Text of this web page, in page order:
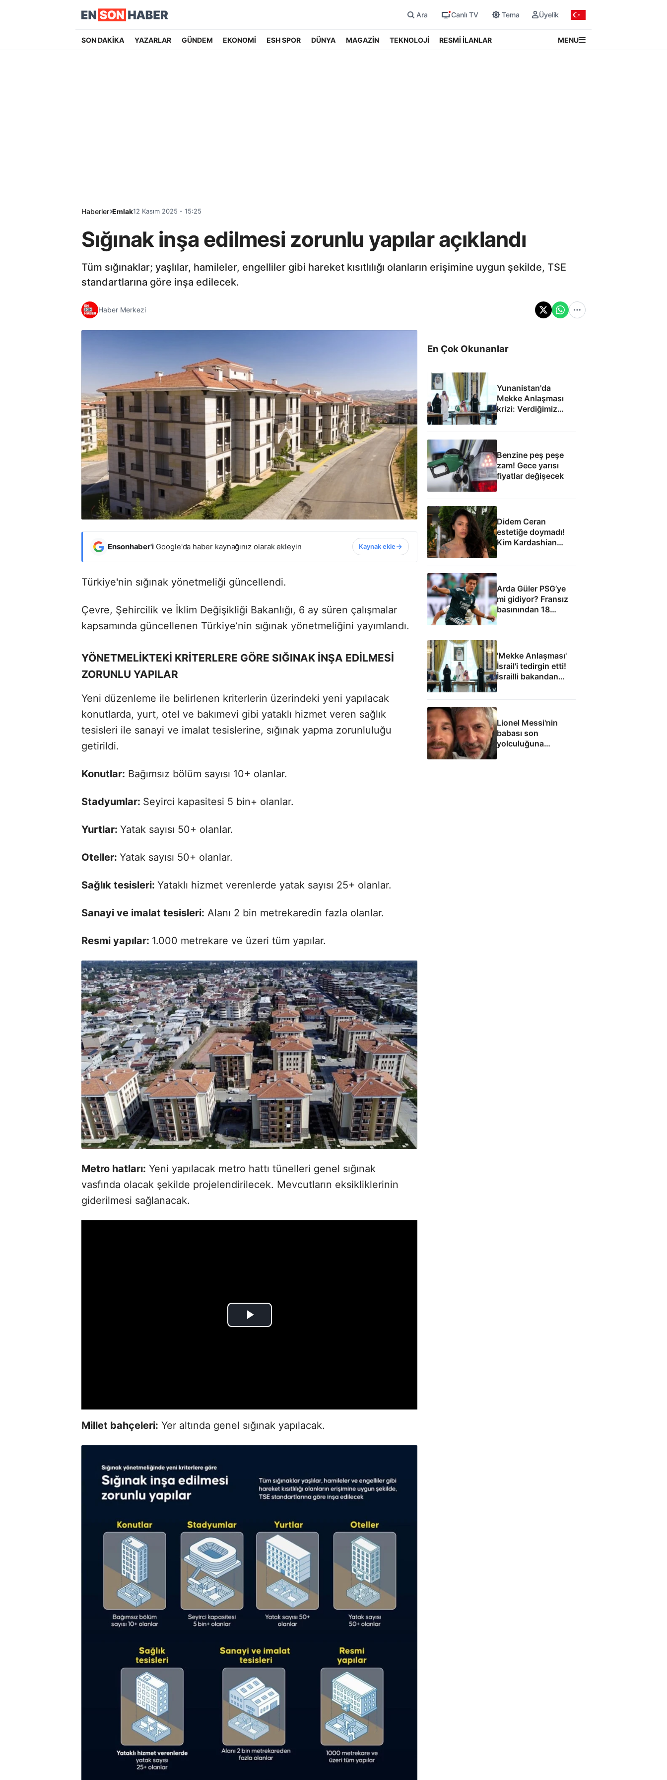
Ara Canlı TV Tema Üyelik
SON DAKİKA YAZARLAR GÜNDEM EKONOMİ ESH SPOR DÜNYA MAGAZİN TEKNOLOJİ RESMİ İLANLAR MENU
Haberler Emlak12 Kasım 2025 - 15:25
Sığınak inşa edilmesi zorunlu yapılar açıklandı
Tüm sığınaklar; yaşlılar, hamileler, engelliler gibi hareket kısıtlılığı olanların erişimine uygun şekilde, TSE
standartlarına göre inşa edilecek.
Haber Merkezi
Ensonhaber'i Google'da haber kaynağınız olarak ekleyin Kaynak ekle
Türkiye'nin sığınak yönetmeliği güncellendi.
Çevre, Şehircilik ve İklim Değişikliği Bakanlığı, 6 ay süren çalışmalar
kapsamında güncellenen Türkiye’nin sığınak yönetmeliğini yayımlandı.
YÖNETMELİKTEKİ KRİTERLERE GÖRE SIĞINAK İNŞA EDİLMESİ
ZORUNLU YAPILAR
Yeni düzenleme ile belirlenen kriterlerin üzerindeki yeni yapılacak
konutlarda, yurt, otel ve bakımevi gibi yataklı hizmet veren sağlık
tesisleri ile sanayi ve imalat tesislerine, sığınak yapma zorunluluğu
getirildi.
Konutlar: Bağımsız bölüm sayısı 10+ olanlar.
Stadyumlar: Seyirci kapasitesi 5 bin+ olanlar.
Yurtlar: Yatak sayısı 50+ olanlar.
Oteller: Yatak sayısı 50+ olanlar.
Sağlık tesisleri: Yataklı hizmet verenlerde yatak sayısı 25+ olanlar.
Sanayi ve imalat tesisleri: Alanı 2 bin metrekaredin fazla olanlar.
Resmi yapılar: 1.000 metrekare ve üzeri tüm yapılar.
Metro hatları: Yeni yapılacak metro hattı tünelleri genel sığınak
vasfında olacak şekilde projelendirilecek. Mevcutların eksikliklerinin
giderilmesi sağlanacak.
Millet bahçeleri: Yer altında genel sığınak yapılacak.
En Çok Okunanlar
Yunanistan'da
Mekke Anlaşması
krizi: Verdiğimiz
Patriot derhal iade
Benzine peş peşe
zam! Gece yarısı
fiyatlar değişecek
Didem Ceran
estetiğe doymadı!
Kim Kardashian
yöntemleri
Arda Güler PSG’ye
mi gidiyor? Fransız
basınından 18
milyon euroluk teklif
'Mekke Anlaşması'
İsrail'i tedirgin etti!
İsrailli bakandan
hükümete acil çağrı
Lionel Messi'nin
babası son
yolculuğuna
uğurlandı